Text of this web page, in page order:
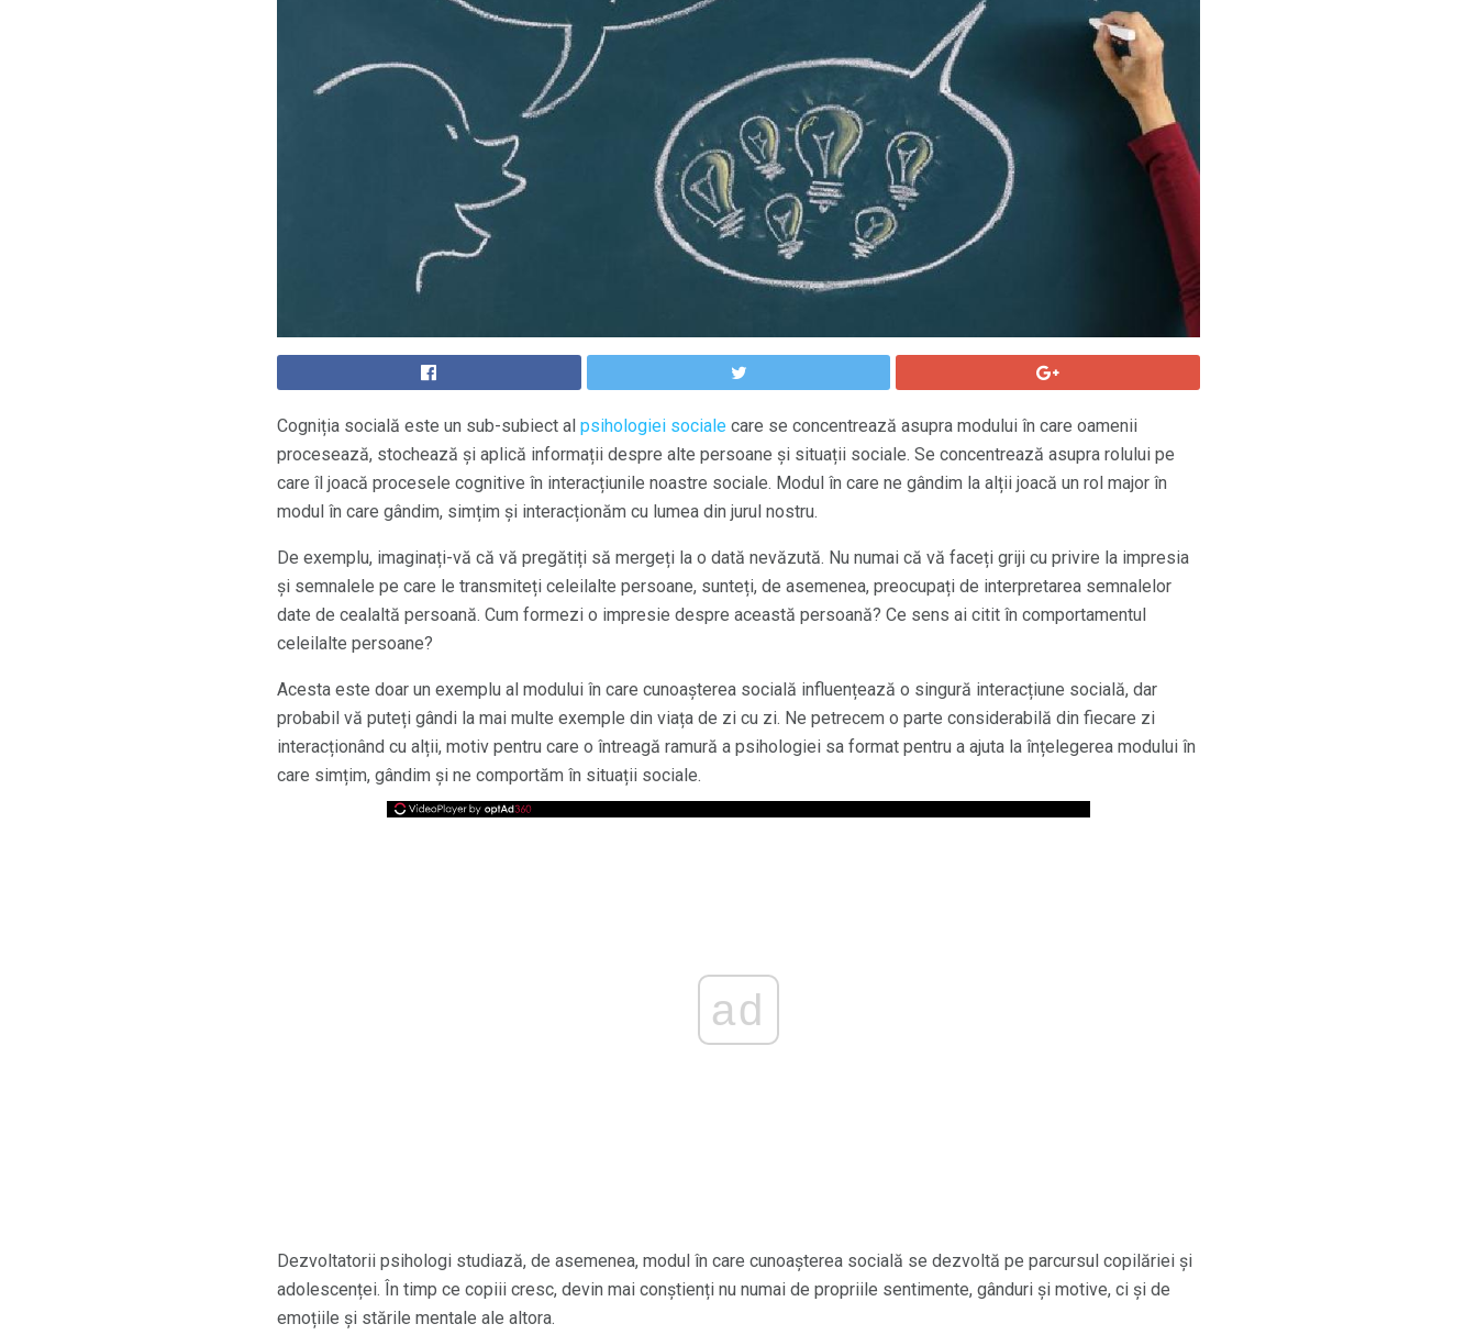
Cogniția socială este un sub-subiect al psihologiei sociale care se concentrează asupra modului în care oamenii
procesează, stochează și aplică informații despre alte persoane și situații sociale. Se concentrează asupra rolului pe
care îl joacă procesele cognitive în interacțiunile noastre sociale. Modul în care ne gândim la alții joacă un rol major în
modul în care gândim, simțim și interacționăm cu lumea din jurul nostru.
De exemplu, imaginați-vă că vă pregătiți să mergeți la o dată nevăzută. Nu numai că vă faceți griji cu privire la impresia
și semnalele pe care le transmiteți celeilalte persoane, sunteți, de asemenea, preocupați de interpretarea semnalelor
date de cealaltă persoană. Cum formezi o impresie despre această persoană? Ce sens ai citit în comportamentul
celeilalte persoane?
Acesta este doar un exemplu al modului în care cunoașterea socială influențează o singură interacțiune socială, dar
probabil vă puteți gândi la mai multe exemple din viața de zi cu zi. Ne petrecem o parte considerabilă din fiecare zi
interacționând cu alții, motiv pentru care o întreagă ramură a psihologiei sa format pentru a ajuta la înțelegerea modului în
care simțim, gândim și ne comportăm în situații sociale.
ad
Dezvoltatorii psihologi studiază, de asemenea, modul în care cunoașterea socială se dezvoltă pe parcursul copilăriei și
adolescenței. În timp ce copiii cresc, devin mai conștienți nu numai de propriile sentimente, gânduri și motive, ci și de
emoțiile și stările mentale ale altora.